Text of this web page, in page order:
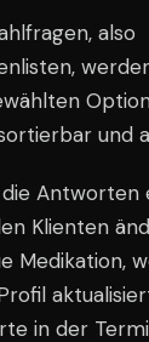
also
und
Antworten
Klienten
Medikation,
in der